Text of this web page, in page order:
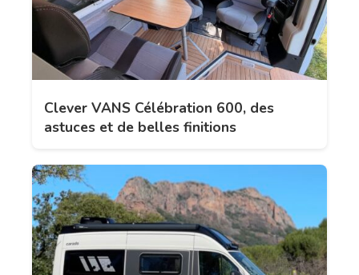
Clever VANS Célébration 600, des
astuces et de belles finitions